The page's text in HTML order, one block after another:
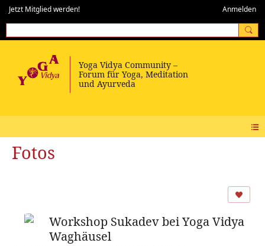
Jetzt Mitglied werden! Anmelden
Fotos
Workshop Sukadev bei Yoga Vidya
Waghäusel